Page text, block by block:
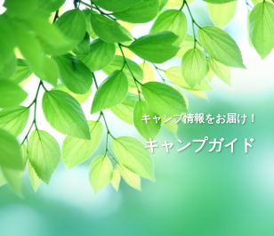
キャンプ情報をお届け！
キャンプガイド